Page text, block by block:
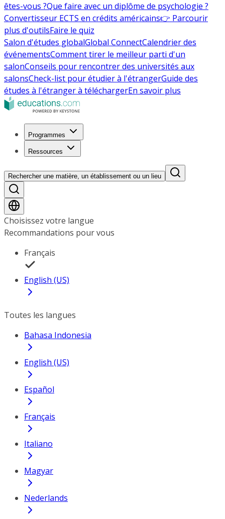
êtes-vous ?Que faire avec un diplôme de psychologie ?
Convertisseur ECTS en crédits américains👉 Parcourir
plus d'outilsFaire le quiz
Salon d'études globalGlobal ConnectCalendrier des
événementsComment tirer le meilleur parti d'un
salonConseils pour rencontrer des universités aux
salonsCheck-list pour étudier à l'étrangerGuide des
études à l'étranger à téléchargerEn savoir plus
Programmes
Ressources
Rechercher une matière, un établissement ou un lieu
Choisissez votre langue
Recommandations pour vous
Français
English (US)
Toutes les langues
Bahasa Indonesia
English (US)
Español
Français
Italiano
Magyar
Nederlands